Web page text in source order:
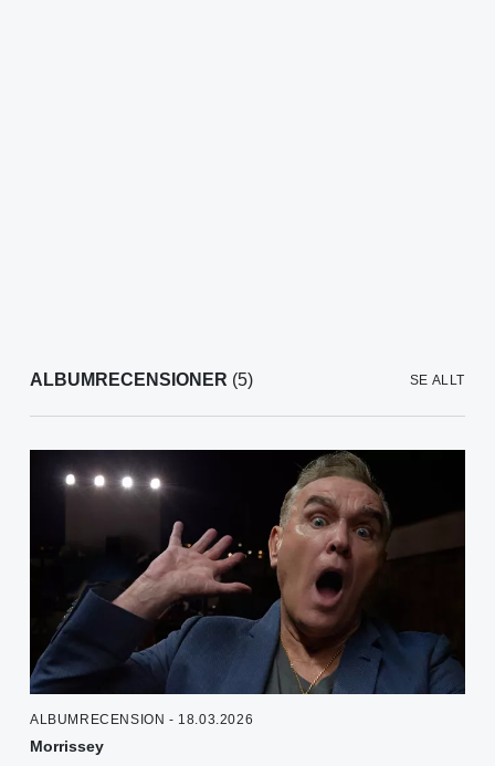
ALBUMRECENSIONER (5) SE ALLT
ALBUMRECENSION - 18.03.2026
Morrissey